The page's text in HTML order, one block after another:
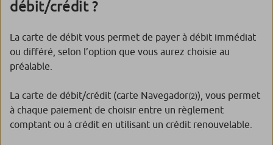
débit/crédit ?
La carte de débit vous permet de payer à débit immédiat
ou différé, selon l’option que vous aurez choisie au
préalable.
La carte de débit/crédit (carte Navegador(2)), vous permet
à chaque paiement de choisir entre un règlement
comptant ou à crédit en utilisant un crédit renouvelable.